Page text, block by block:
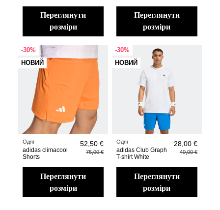
переглянути
розміри
переглянути
розміри
-30%
НОВИЙ
Одяг
adidas climacool
Shorts
52,50 €
75,00 €
переглянути
розміри
-30%
НОВИЙ
Одяг
adidas Club Graph
T-shirt White
28,00 €
40,00 €
переглянути
розміри